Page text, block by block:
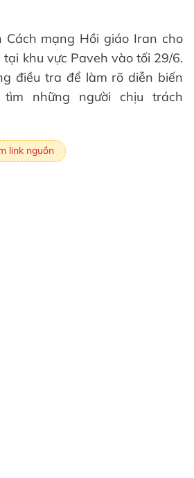
Cách mạng Hồi giáo Iran cho
khu vực Paveh vào tối 29/6.
điều tra để làm rõ diễn biến
những người chịu trách
link nguồn